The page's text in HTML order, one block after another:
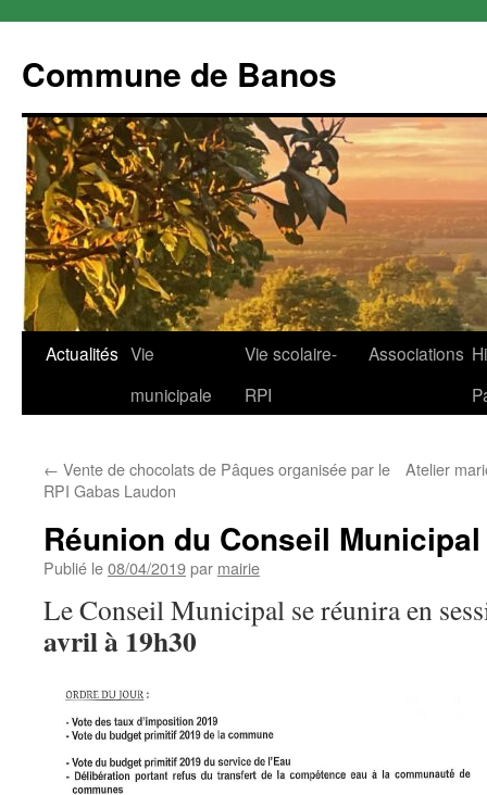
Commune de Banos
Aller
Actualités Vie
municipale
Vie scolaire-
RPI
Associations
← Vente de chocolats de Pâques organisée par le
RPI Gabas Laudon
Atelier
Réunion du Conseil Municipal
Publié le08/04/2019par mairie
Le Conseil Municipal se réunira en
avril à 19h30